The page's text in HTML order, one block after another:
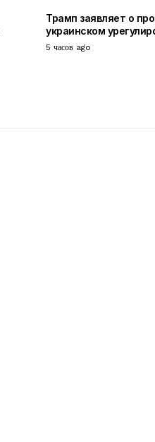
Трамп заявляет о
украинском
5 часов ago